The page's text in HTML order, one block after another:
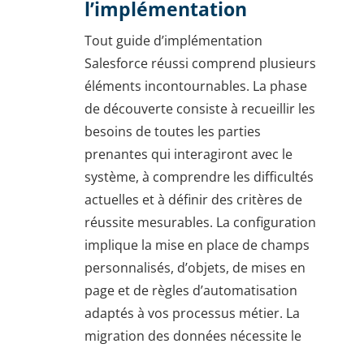
l’implémentation
Tout guide d’implémentation
Salesforce réussi comprend plusieurs
éléments incontournables. La phase
de découverte consiste à recueillir les
besoins de toutes les parties
prenantes qui interagiront avec le
système, à comprendre les difficultés
actuelles et à définir des critères de
réussite mesurables. La configuration
implique la mise en place de champs
personnalisés, d’objets, de mises en
page et de règles d’automatisation
adaptés à vos processus métier. La
migration des données nécessite le